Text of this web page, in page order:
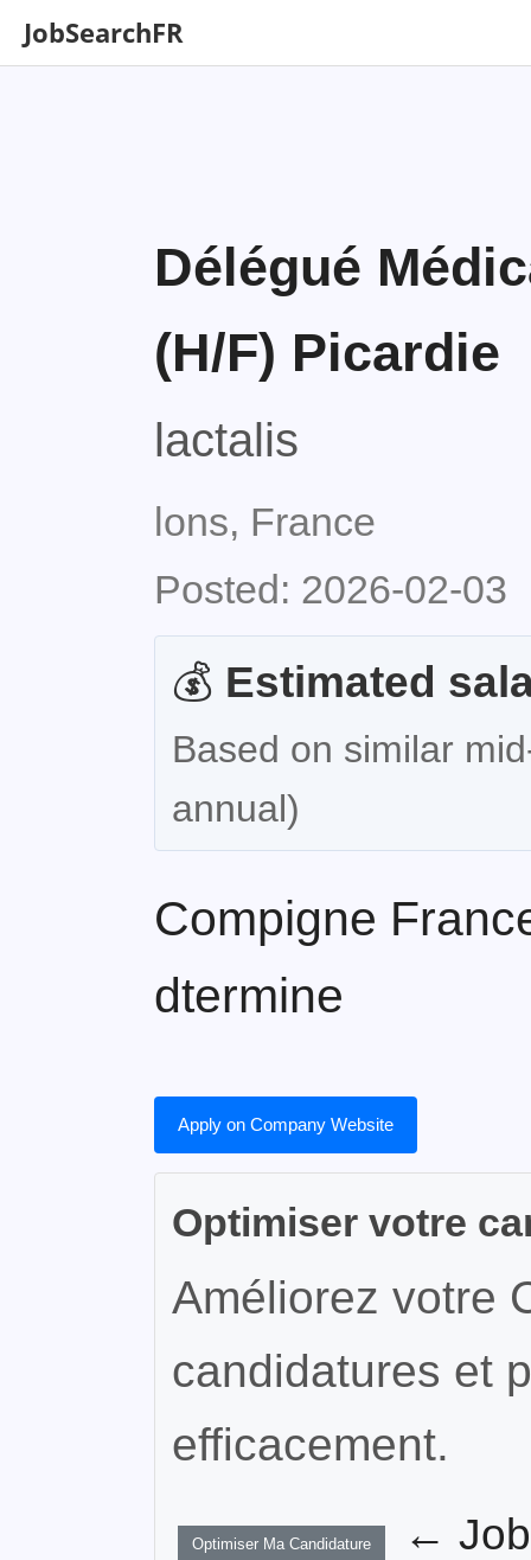
JobSearchFR
Délégué
(H/F) Picardie
lactalis
lons, France
Posted: 2026-02-03
💰 Estimated
Based on similar
annual)
Compigne
dtermine
Apply on Company Website
Optimiser votre
Améliorez votre
candidatures et
efficacement.
Optimiser Ma Candidature ←